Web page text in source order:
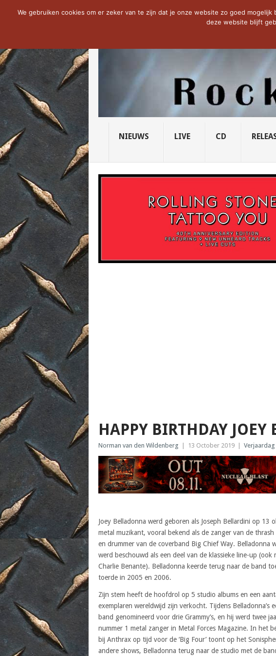
NOW TRENDING: THE VICIOUS HEAD SOCIETY... PRIDE
NIEUWS LIVE CD
HAPPY BIRTHDAY
Norman van den Wildenberg 13 October 2019 Verjaardag
Joey Belladonna werd geboren als Joseph Bellardini op 13
metal muzikant, vooral bekend als de zanger van de
en drummer van de coverband Big Chief Way. Belladonna
werd beschouwd als een deel van de klassieke line-up
Charlie Benante). Belladonna keerde terug naar de band
toerde in 2005 en 2006.
Zijn stem heeft de hoofdrol op 5 studio albums en een
exemplaren wereldwijd zijn verkocht. Tijdens Belladonna’s
band genomineerd voor drie Grammy’s, en hij werd twee
nummer 1 metal zanger in Metal Forces Magazine. In het
bij Anthrax op tijd voor de ‘Big Four’ toont op het
andere shows, Belladonna terug naar de studio met de
We gebruiken cookies om er zeker van te zijn dat je onze website zo goed
deze website blijft